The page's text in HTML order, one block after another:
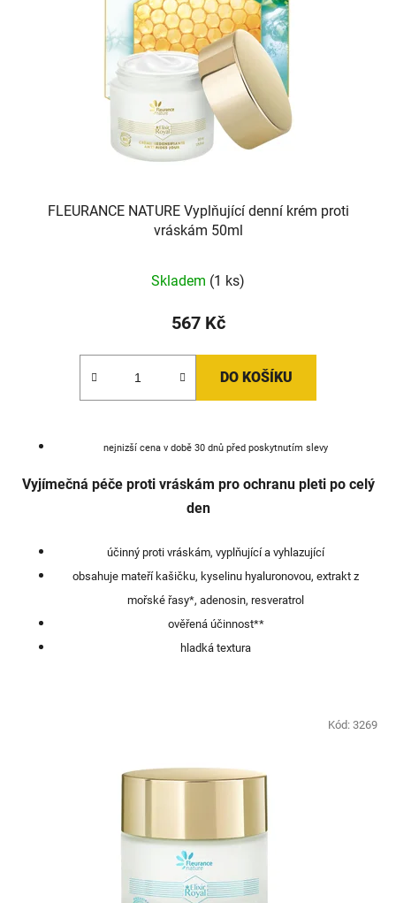
FLEURANCE NATURE Vyplňující denní krém proti
vráskám 50ml
Skladem (1 ks)
567 Kč
DO KOŠÍKU
nejnizší cena v době 30 dnů před poskytnutím slevy
Vyjímečná péče proti vráskám pro ochranu pleti po celý
den
účinný proti vráskám, vyplňující a vyhlazující
obsahuje mateří kašičku, kyselinu hyaluronovou, extrakt z
mořské řasy*, adenosin, resveratrol
ověřená účinnost**
hladká textura
Kód: 3269